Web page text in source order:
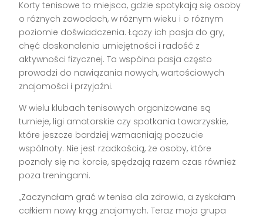
Korty tenisowe to miejsca, gdzie spotykają się osoby
o różnych zawodach, w różnym wieku i o różnym
poziomie doświadczenia. Łączy ich pasja do gry,
chęć doskonalenia umiejętności i radość z
aktywności fizycznej. Ta wspólna pasja często
prowadzi do nawiązania nowych, wartościowych
znajomości i przyjaźni.
W wielu klubach tenisowych organizowane są
turnieje, ligi amatorskie czy spotkania towarzyskie,
które jeszcze bardziej wzmacniają poczucie
wspólnoty. Nie jest rzadkością, że osoby, które
poznały się na korcie, spędzają razem czas również
poza treningami.
„Zaczynałam grać w tenisa dla zdrowia, a zyskałam
całkiem nowy krąg znajomych. Teraz moja grupa